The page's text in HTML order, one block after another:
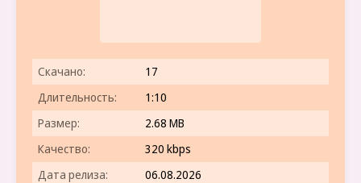
Скачано:
17
Длительность:
1:10
Размер:
2.68 MB
Качество:
320 kbps
Дата релиза:
06.08.2026